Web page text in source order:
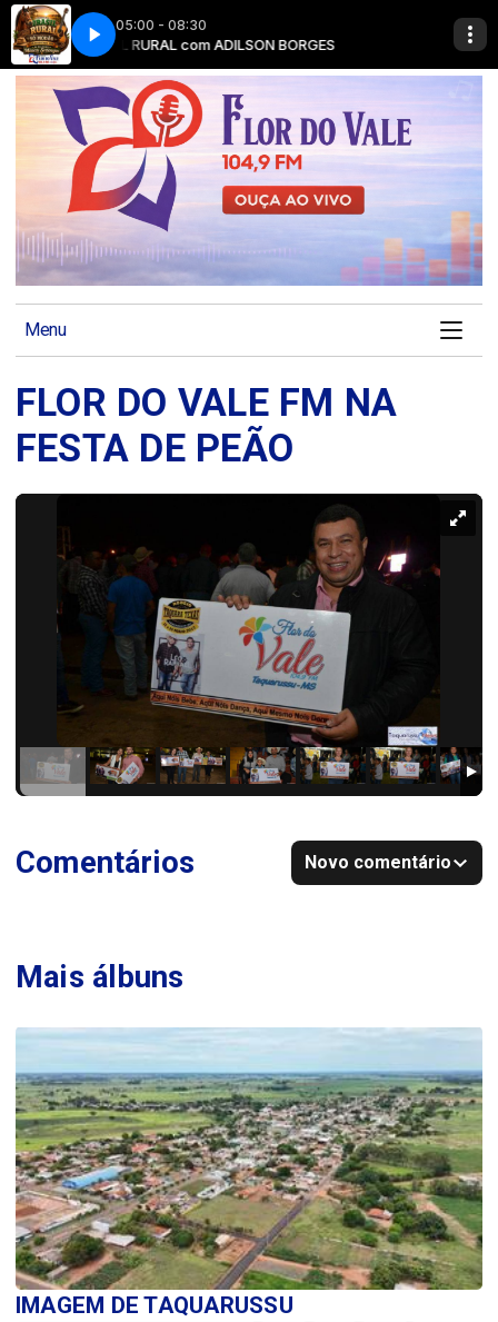
05:00 - 08:30
BRASIL RURAL com ADILSON BORGES
EM SINTONIA COM CRISTO (IGREJA CATÓLICA)
Menu
FLOR DO VALE FM NA
FESTA DE PEÃO
Mais álbuns
IMAGEM DE TAQUARUSSU
Comentários Novo comentário